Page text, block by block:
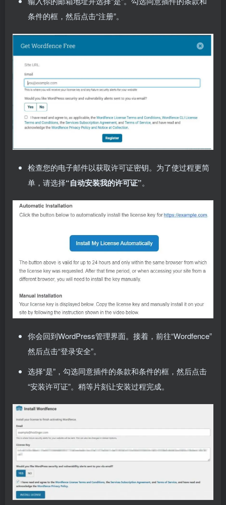
条件的框，然后点击“注册”。
检查您的电子邮件以获取许可证密钥。为了使过程更简
单，请选择“自动安装我的许可证”。
你会回到WordPress管理界面。接着，前往“Wordfence”
然后点击“登录安全”。
选择“是”，勾选同意插件的条款和条件的框，然后点击
“安装许可证”。稍等片刻让安装过程完成。